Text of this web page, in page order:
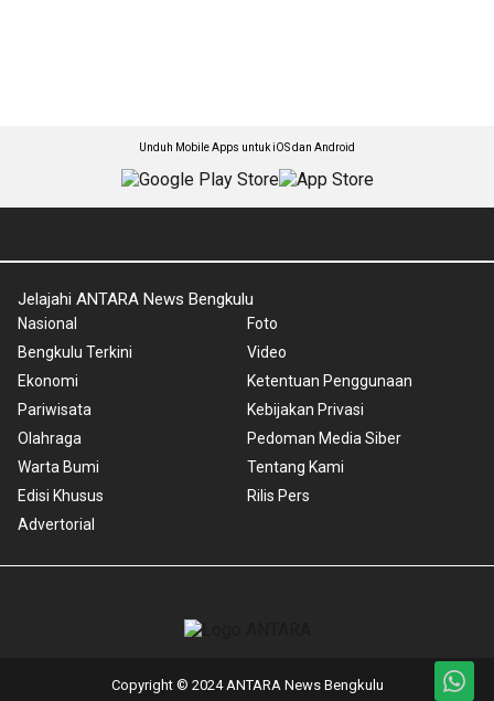
Unduh Mobile Apps untuk iOS dan Android
Jelajahi ANTARA News Bengkulu
Nasional
Bengkulu Terkini
Ekonomi
Pariwisata
Olahraga
Warta Bumi
Edisi Khusus
Advertorial
Foto
Video
Ketentuan Penggunaan
Kebijakan Privasi
Pedoman Media Siber
Tentang Kami
Rilis Pers
Copyright © 2024 ANTARA News Bengkulu